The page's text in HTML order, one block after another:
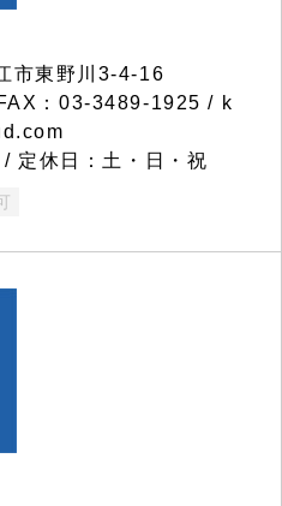
市東野川3-4-16
：03-3489-1925 / k
定休日：土・日・祝